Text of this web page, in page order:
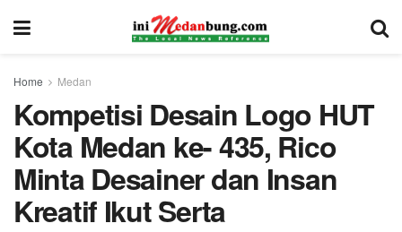
Home Medan
Kompetisi Desain Logo HUT
Kota Medan ke- 435, Rico
Minta Desainer dan Insan
Kreatif Ikut Serta